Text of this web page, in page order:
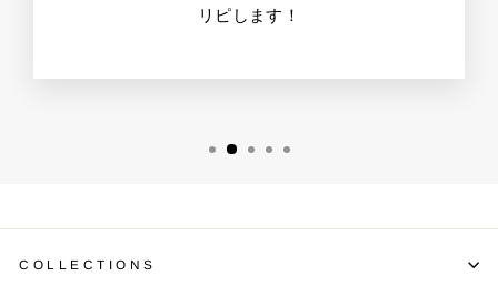
リピします！
COLLECTIONS